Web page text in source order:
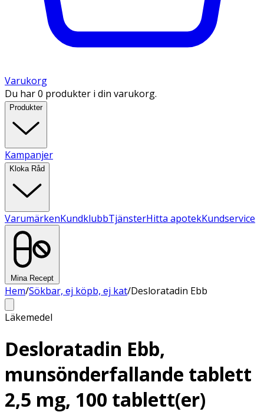
Varukorg
Du har 0 produkter i din varukorg.
Produkter
Kampanjer
Kloka Råd
VarumärkenKundklubbTjänsterHitta apotekKundservice
Mina Recept
Hem/Sökbar, ej köpb, ej kat/Desloratadin Ebb
Läkemedel
Desloratadin Ebb,
munsönderfallande tablett
2,5 mg, 100 tablett(er)